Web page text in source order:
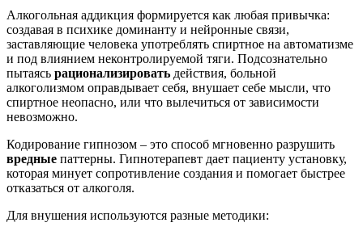
Алкогольная аддикция формируется как любая привычка:
создавая в психике доминанту и нейронные связи,
заставляющие человека употреблять спиртное на автоматизме
и под влиянием неконтролируемой тяги. Подсознательно
пытаясь рационализировать действия, больной
алкоголизмом оправдывает себя, внушает себе мысли, что
спиртное неопасно, или что вылечиться от зависимости
невозможно.
Кодирование гипнозом – это способ мгновенно разрушить
вредные паттерны. Гипнотерапевт дает пациенту установку,
которая минует сопротивление создания и помогает быстрее
отказаться от алкоголя.
Для внушения используются разные методики: